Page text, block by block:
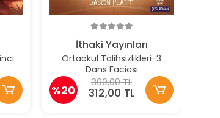
İthaki Yayınları
Ortaokul Talihsizlikleri-3
Dans Faciası
%20
390,00 TL
312,00 TL